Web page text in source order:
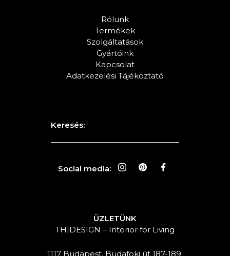
Rólunk
Termékek
Szolgáltatások
Gyártóink
Kapcsolat
Adatkezelési Tájékoztató
Keresés:
Social media:
ÜZLETÜNK
TH|DESIGN – Interior for Living
1117 Budapest, Budafoki út 187-189.